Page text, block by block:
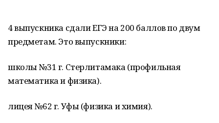
4 выпускника сдали ЕГЭ на 200 баллов по двум
предметам. Это выпускники:
школы №31 г. Стерлитамака (профильная
математика и физика).
лицея №62 г. Уфы (физика и химия).